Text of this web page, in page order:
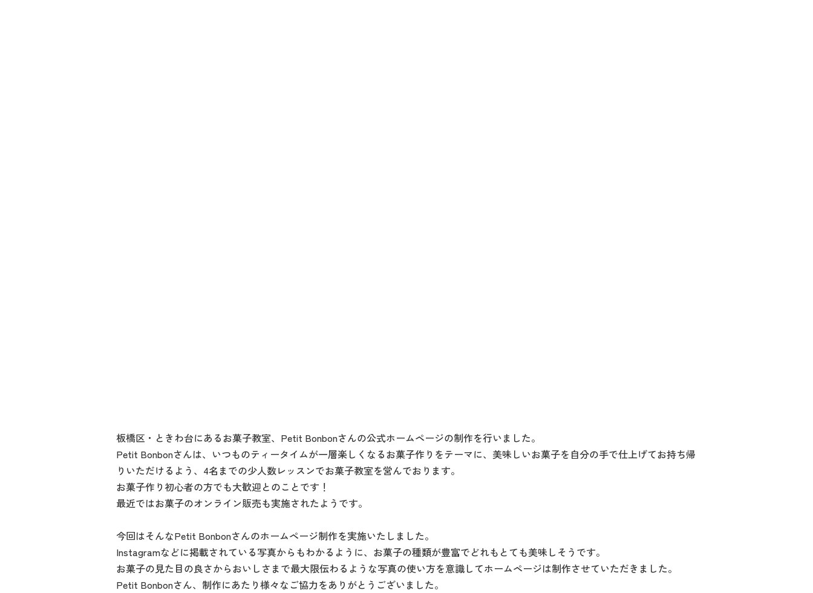
板橋区・ときわ台にあるお菓子教室、Petit Bonbonさんの公式ホームページの制作を行いました。
Petit Bonbonさんは、いつものティータイムが一層楽しくなるお菓子作りをテーマに、美味しいお菓子を自分の手で仕上げてお持ち帰
りいただけるよう、4名までの少人数レッスンでお菓子教室を営んでおります。
お菓子作り初心者の方でも大歓迎とのことです！
最近ではお菓子のオンライン販売も実施されたようです。
今回はそんなPetit Bonbonさんのホームページ制作を実施いたしました。
Instagramなどに掲載されている写真からもわかるように、お菓子の種類が豊富でどれもとても美味しそうです。
お菓子の見た目の良さからおいしさまで最大限伝わるような写真の使い方を意識してホームページは制作させていただきました。
Petit Bonbonさん、制作にあたり様々なご協力をありがとうございました。